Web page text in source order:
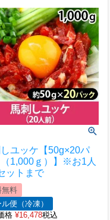
ユッケ【50g×20パ
1,000ｇ）】※お1人
ットまで
無料
便（冷凍）
格 ¥16,478税込